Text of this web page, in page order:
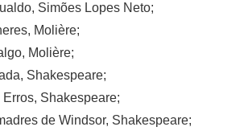
Simões Lopes Neto;
Molière;
Molière;
Shakespeare;
Shakespeare;
de Windsor, Shakespeare;